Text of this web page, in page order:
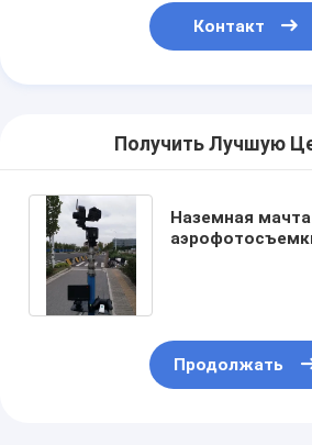
Контакт
Получить Лучшую
Наземная
Продолжать